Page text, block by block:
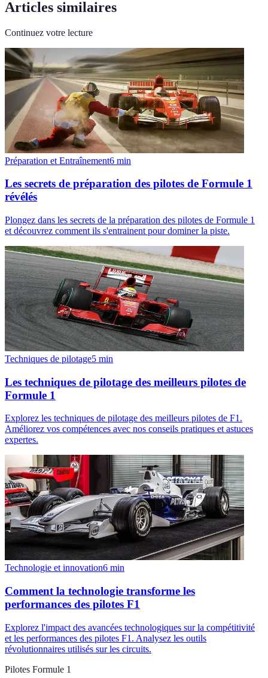
Articles similaires
Continuez votre lecture
Préparation et Entraînement6 min
Les secrets de préparation des pilotes de Formule 1
révélés
Plongez dans les secrets de la préparation des pilotes de Formule 1
et découvrez comment ils s'entrainent pour dominer la piste.
Techniques de pilotage5 min
Les techniques de pilotage des meilleurs pilotes de
Formule 1
Explorez les techniques de pilotage des meilleurs pilotes de F1.
Améliorez vos compétences avec nos conseils pratiques et astuces
expertes.
Technologie et innovation6 min
Comment la technologie transforme les
performances des pilotes F1
Explorez l'impact des avancées technologiques sur la compétitivité
et les performances des pilotes F1. Analysez les outils
révolutionnaires utilisés sur les circuits.
Pilotes Formule 1